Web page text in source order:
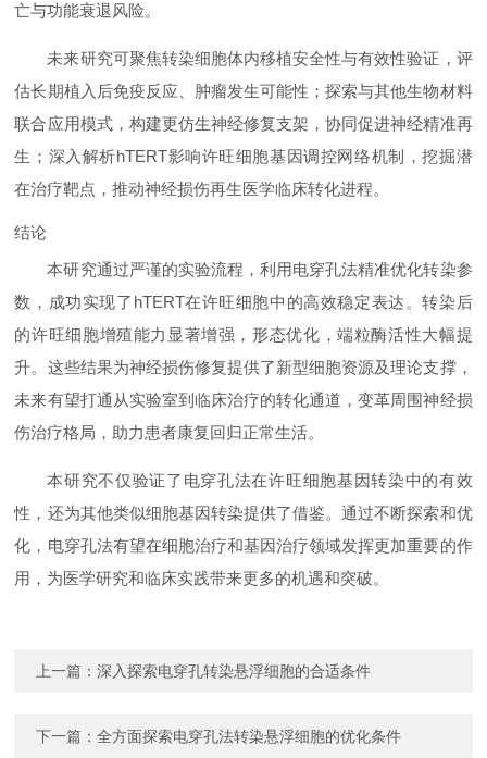
亡与功能衰退风险。
未来研究可聚焦转染细胞体内移植安全性与有效性验证，评
估长期植入后免疫反应、肿瘤发生可能性；探索与其他生物材料
联合应用模式，构建更仿生神经修复支架，协同促进神经精准再
生；深入解析hTERT影响许旺细胞基因调控网络机制，挖掘潜
在治疗靶点，推动神经损伤再生医学临床转化进程。
结论
本研究通过严谨的实验流程，利用电穿孔法精准优化转染参
数，成功实现了hTERT在许旺细胞中的高效稳定表达。转染后
的许旺细胞增殖能力显著增强，形态优化，端粒酶活性大幅提
升。这些结果为神经损伤修复提供了新型细胞资源及理论支撑，
未来有望打通从实验室到临床治疗的转化通道，变革周围神经损
伤治疗格局，助力患者康复回归正常生活。
本研究不仅验证了电穿孔法在许旺细胞基因转染中的有效
性，还为其他类似细胞基因转染提供了借鉴。通过不断探索和优
化，电穿孔法有望在细胞治疗和基因治疗领域发挥更加重要的作
用，为医学研究和临床实践带来更多的机遇和突破。
上一篇：深入探索电穿孔转染悬浮细胞的合适条件
下一篇：全方面探索电穿孔法转染悬浮细胞的优化条件